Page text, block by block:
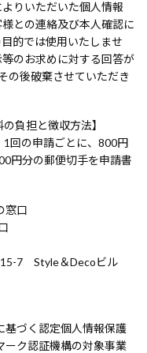
よりいただいた個人情報
との連絡及び本人確認に
的では使用いたしませ
のお求めに対する回答が
の後破棄させていただき
負担と徴収方法】
1回の申請ごとに、800円
円分の郵便切手を申請書
窓口
15-7 Style＆Decoビル
基づく認定個人情報保護
ーク認証機構の対象事業